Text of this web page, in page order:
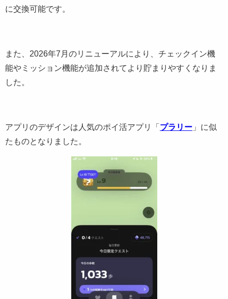
に交換可能です。
また、2026年7月のリニューアルにより、チェックイン機
能やミッション機能が追加されてより貯まりやすくなりま
した。
アプリのデザインは人気のポイ活アプリ「 プラリー 」に似
たものとなりました。